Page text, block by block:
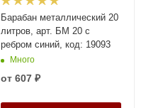
Барабан металлический 20
литров, арт. БМ 20 с
ребром синий, код: 19093
Много
от 607 ₽